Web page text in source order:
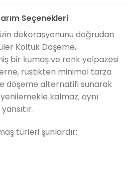
Seçenekleri
dekorasyonunu doğrudan
Koltuk Döşeme,
bir kumaş ve renk yelpazesi
rustikten minimal tarza
döşeme alternatifi sunarak
kalmaz, aynı
türleri şunlardır: